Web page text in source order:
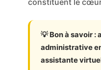
constituent le
💡 Bon à savoir :
administrative
assistante